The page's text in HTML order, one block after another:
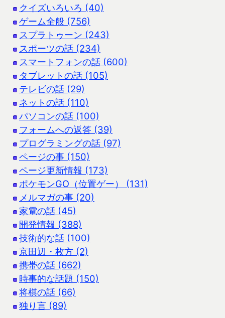
クイズいろいろ (40)
ゲーム全般 (756)
スプラトゥーン (243)
スポーツの話 (234)
スマートフォンの話 (600)
タブレットの話 (105)
テレビの話 (29)
ネットの話 (110)
パソコンの話 (100)
フォームへの返答 (39)
プログラミングの話 (97)
ページの事 (150)
ページ更新情報 (173)
ポケモンGO（位置ゲー） (131)
メルマガの事 (20)
家電の話 (45)
開発情報 (388)
技術的な話 (100)
京田辺・枚方 (2)
携帯の話 (662)
時事的な話題 (150)
将棋の話 (66)
独り言 (89)